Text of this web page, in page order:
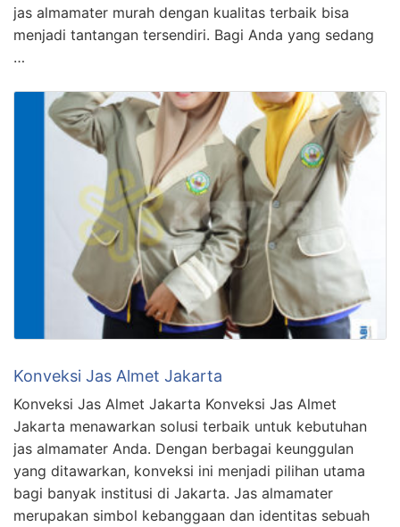
jas almamater murah dengan kualitas terbaik bisa
menjadi tantangan tersendiri. Bagi Anda yang sedang
…
Konveksi Jas Almet Jakarta
Konveksi Jas Almet Jakarta Konveksi Jas Almet
Jakarta menawarkan solusi terbaik untuk kebutuhan
jas almamater Anda. Dengan berbagai keunggulan
yang ditawarkan, konveksi ini menjadi pilihan utama
bagi banyak institusi di Jakarta. Jas almamater
merupakan simbol kebanggaan dan identitas sebuah